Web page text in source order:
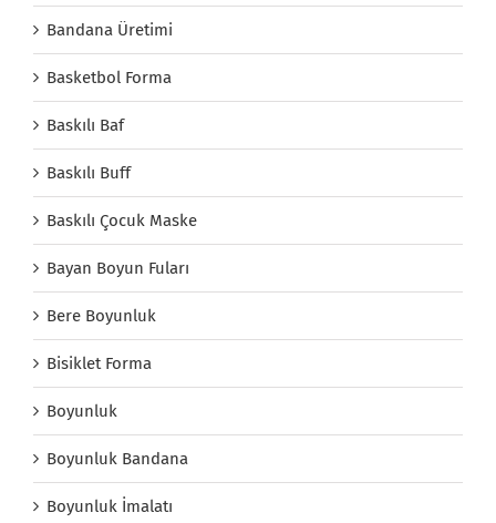
Bandana Üretimi
Basketbol Forma
Baskılı Baf
Baskılı Buff
Baskılı Çocuk Maske
Bayan Boyun Fuları
Bere Boyunluk
Bisiklet Forma
Boyunluk
Boyunluk Bandana
Boyunluk İmalatı